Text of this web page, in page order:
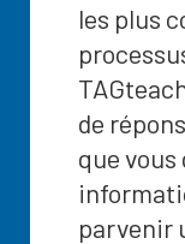
les plus
de
que vous
parvenir